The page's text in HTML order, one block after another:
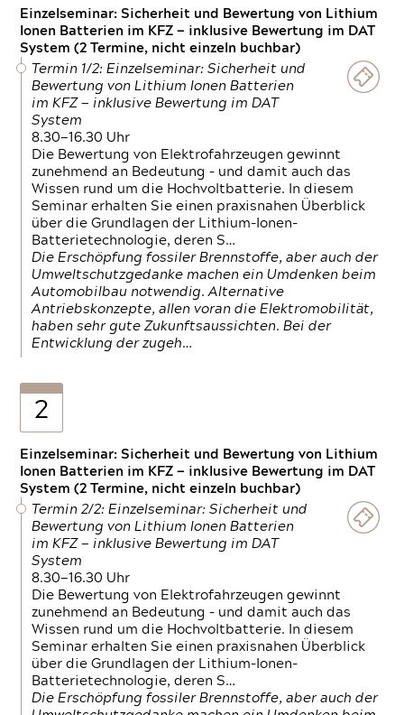
Einzelseminar: Sicherheit und Bewertung von Lithium
Ionen Batterien im KFZ — inklusive Bewertung im DAT
System (2 Termine, nicht einzeln buchbar)
Termin 1/2: Einzelseminar: Sicherheit und
Bewertung von Lithium Ionen Batterien
im KFZ — inklusive Bewertung im DAT
System
8.30—16.30 Uhr
Die Bewertung von Elektrofahrzeugen gewinnt
zunehmend an Bedeutung – und damit auch das
Wissen rund um die Hochvoltbatterie. In diesem
Seminar erhalten Sie einen praxisnahen Überblick
über die Grundlagen der Lithium-Ionen-
Batterietechnologie, deren S…
Die Erschöpfung fossiler Brennstoffe, aber auch der
Umweltschutzgedanke machen ein Umdenken beim
Automobilbau notwendig. Alternative
Antriebskonzepte, allen voran die Elektromobilität,
haben sehr gute Zukunftsaussichten. Bei der
Entwicklung der zugeh…
2
Einzelseminar: Sicherheit und Bewertung von Lithium
Ionen Batterien im KFZ — inklusive Bewertung im DAT
System (2 Termine, nicht einzeln buchbar)
Termin 2/2: Einzelseminar: Sicherheit und
Bewertung von Lithium Ionen Batterien
im KFZ — inklusive Bewertung im DAT
System
8.30—16.30 Uhr
Die Bewertung von Elektrofahrzeugen gewinnt
zunehmend an Bedeutung – und damit auch das
Wissen rund um die Hochvoltbatterie. In diesem
Seminar erhalten Sie einen praxisnahen Überblick
über die Grundlagen der Lithium-Ionen-
Batterietechnologie, deren S…
Die Erschöpfung fossiler Brennstoffe, aber auch der